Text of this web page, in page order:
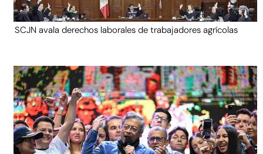
SCJN avala derechos laborales de trabajadores agrícolas